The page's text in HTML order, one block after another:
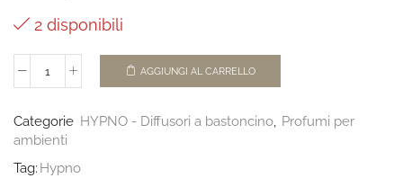
2 disponibili
AGGIUNGI AL CARRELLO
Categorie HYPNO - Diffusori a bastoncino Profumi per
ambienti
Tag: Hypno